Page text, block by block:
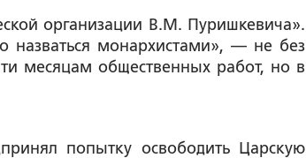
организации В.М. Пуришкевича».
монархистами», — не без
месяцам общественных работ, но в
попытку освободить Царскую